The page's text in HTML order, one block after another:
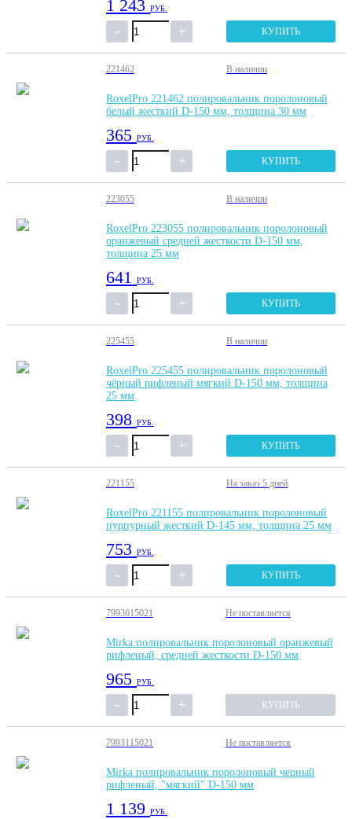
1 243 РУБ.
КУПИТЬ
221462 В наличии
RoxelPro 221462 полировальник поролоновый
белый жесткий D-150 мм, толщина 30 мм
365 РУБ.
КУПИТЬ
223055 В наличии
RoxelPro 223055 полировальник поролоновый
оранжевый средней жесткости D-150 мм,
толщина 25 мм
641 РУБ.
КУПИТЬ
225455 В наличии
RoxelPro 225455 полировальник поролоновый
чёрный рифленый мягкий D-150 мм, толщина
25 мм
398 РУБ.
КУПИТЬ
221155 На заказ 5 дней
RoxelPro 221155 полировальник поролоновый
пурпурный жесткий D-145 мм, толщина 25 мм
753 РУБ.
КУПИТЬ
7993615021 Не поставляется
Mirka полировальник поролоновый оранжевый
рифленый, средней жесткости D-150 мм
965 РУБ.
КУПИТЬ
7993115021 Не поставляется
Mirka полировальник поролоновый черный
рифленый, "мягкий" D-150 мм
1 139 РУБ.